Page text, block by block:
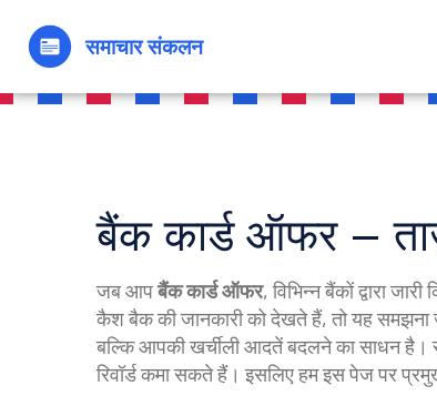
बैंक कार्ड ऑफर –
जब आपबैंक कार्ड ऑफर,विभिन्न बैंकों द्वारा
कैश बैक की जानकारीको देखते हैं, तो यह समझना
बल्कि आपकी खर्चीली आदतें बदलने का साधन
रिवॉर्ड कमा सकते हैं। इसलिए हम इस पेज पर